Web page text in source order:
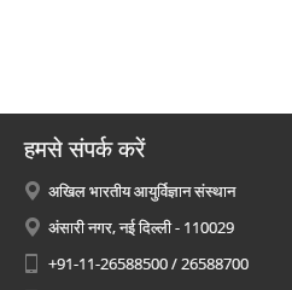
हमसे संपर्क करें
अखिल भारतीय आयुर्विज्ञान संस्थान
अंसारी नगर, नई दिल्ली - 110029
+91-11-26588500 / 26588700